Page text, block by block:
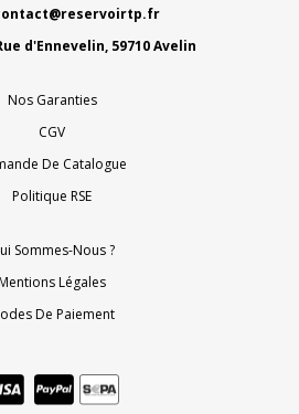
d'Ennevelin, 59710 Avelin
Nos Garanties
CGV
De Catalogue
Politique RSE
Sommes-Nous ?
Légales
De Paiement